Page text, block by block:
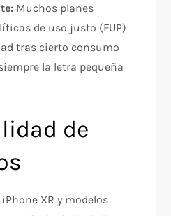
Muchos planes
de uso justo (FUP)
tras cierto consumo
la letra pequeña
de
iPhone XR y modelos